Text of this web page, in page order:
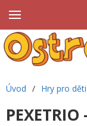
Úvod / Hry pro děti